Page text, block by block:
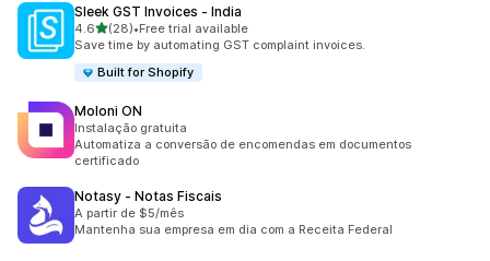
Sleek GST Invoices ‑ India
4.6เต็ม 5 ดาว
(28)
ทั้งหมด 28 รีวิว
•Free trial available
Save time by automating GST complaint invoices.
Built for Shopify
Moloni ON
Instalação gratuita
Automatiza a conversão de encomendas em documentos
certificado
Notasy ‑ Notas Fiscais
A partir de $5/mês
Mantenha sua empresa em dia com a Receita Federal